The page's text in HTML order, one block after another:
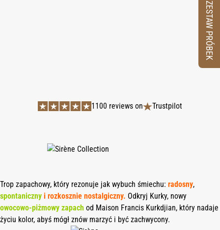
1100 reviews on Trustpilot
Trop zapachowy, który rezonuje jak wybuch śmiechu: radosny,
spontaniczny i rozkosznie nostalgiczny. Odkryj Kurky, nowy
owocowo-piżmowy zapach od Maison Francis Kurkdjian, który nadaje
życiu kolor, abyś mógł znów marzyć i być zachwycony.
ZESTAW PRÓBEK